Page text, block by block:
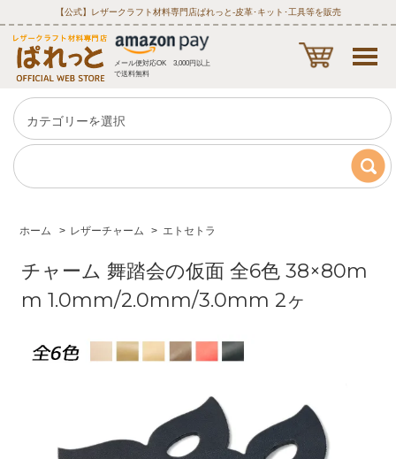
【公式】レザークラフト材料専門店ぱれっと‐皮革･キット･工具等を販売
メール便対応OK 3,000円以上
で送料無料
ホーム > レザーチャーム > エトセトラ
チャーム 舞踏会の仮面 全6色 38×80m
m 1.0mm/2.0mm/3.0mm 2ヶ